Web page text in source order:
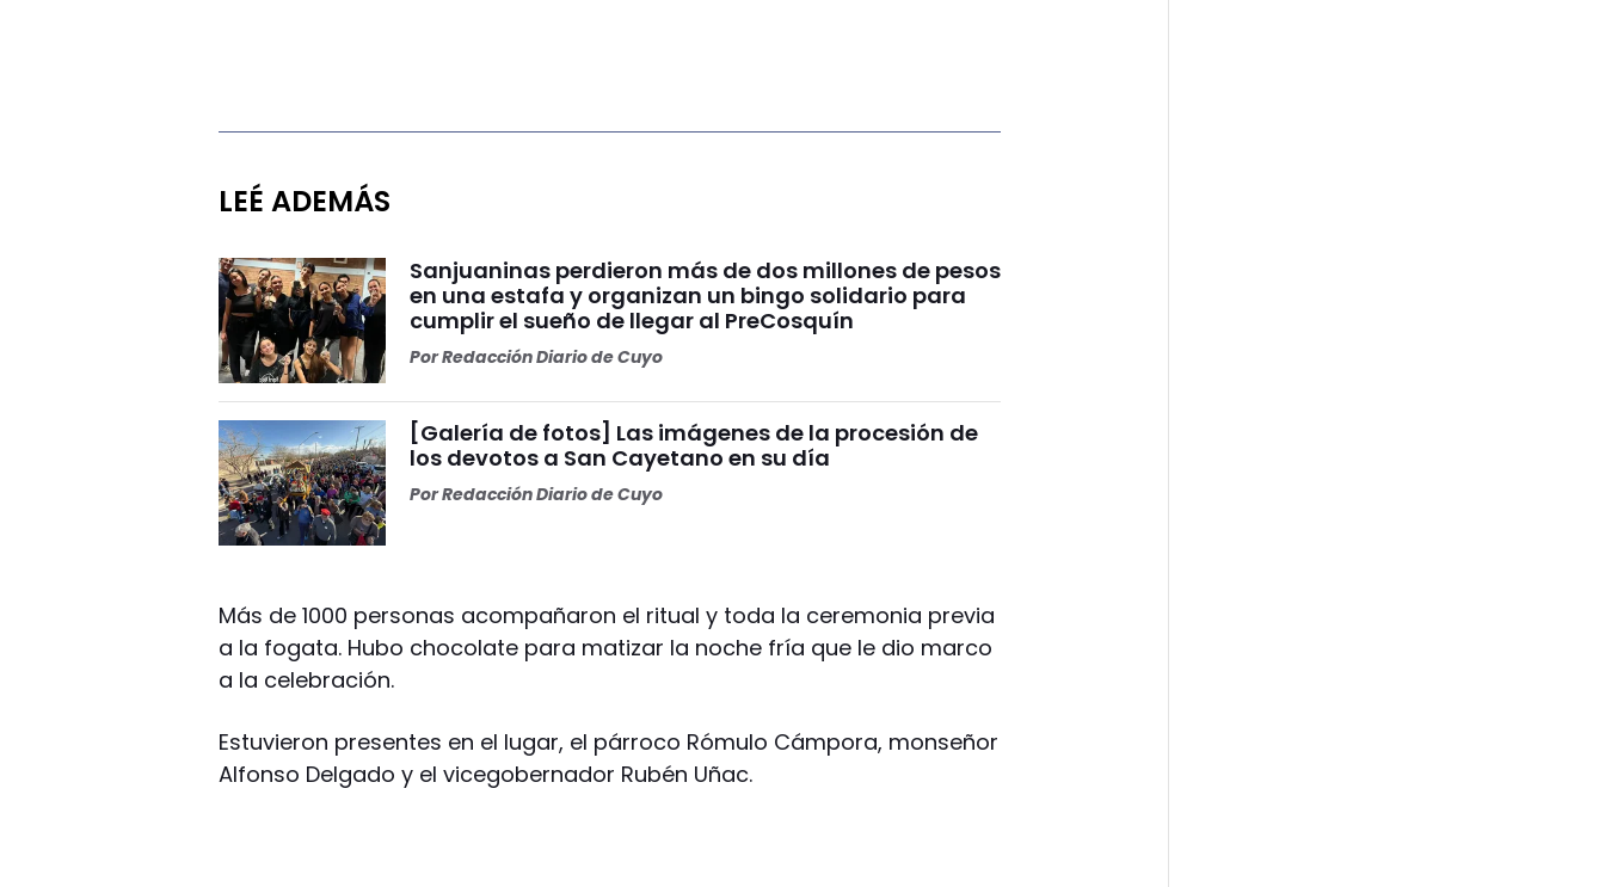
LEÉ ADEMÁS
Sanjuaninas perdieron más de dos millones de pesos
en una estafa y organizan un bingo solidario para
cumplir el sueño de llegar al PreCosquín
PorRedacción Diario de Cuyo
[Galería de fotos] Las imágenes de la procesión de
los devotos a San Cayetano en su día
PorRedacción Diario de Cuyo
Más de 1000 personas acompañaron el ritual y toda la ceremonia previa
a la fogata. Hubo chocolate para matizar la noche fría que le dio marco
a la celebración.
Estuvieron presentes en el lugar, el párroco Rómulo Cámpora, monseñor
Alfonso Delgado y el vicegobernador Rubén Uñac.